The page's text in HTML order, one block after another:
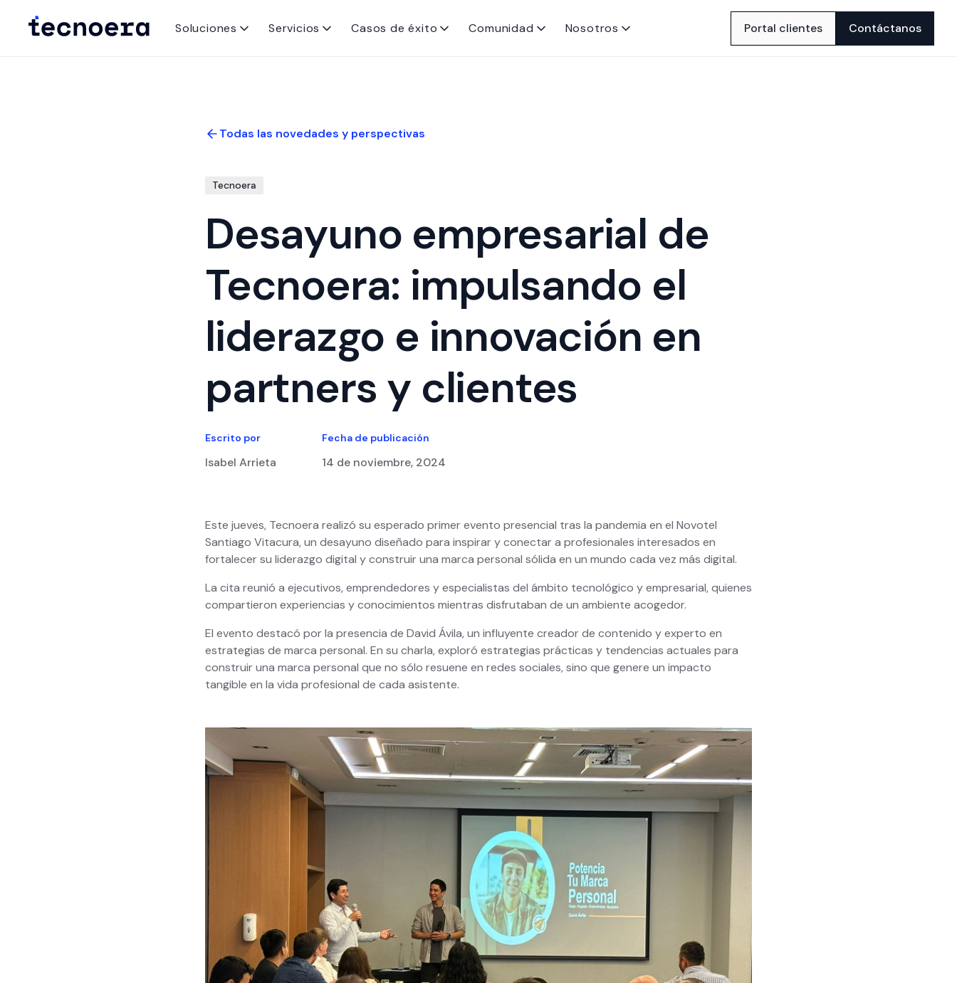
Soluciones Servicios Casos de éxito Comunidad Nosotros Portal clientes Contáctanos
Todas las novedades y perspectivas
Tecnoera
Desayuno empresarial de
Tecnoera: impulsando el
liderazgo e innovación en
partners y clientes
Escrito por
Isabel Arrieta
Fecha de publicación
14 de noviembre, 2024
Este jueves, Tecnoera realizó su esperado primer evento presencial tras la pandemia en el Novotel
Santiago Vitacura, un desayuno diseñado para inspirar y conectar a profesionales interesados en
fortalecer su liderazgo digital y construir una marca personal sólida en un mundo cada vez más digital.
La cita reunió a ejecutivos, emprendedores y especialistas del ámbito tecnológico y empresarial, quienes
compartieron experiencias y conocimientos mientras disfrutaban de un ambiente acogedor.
El evento destacó por la presencia de David Ávila, un influyente creador de contenido y experto en
estrategias de marca personal. En su charla, exploró estrategias prácticas y tendencias actuales para
construir una marca personal que no sólo resuene en redes sociales, sino que genere un impacto
tangible en la vida profesional de cada asistente.